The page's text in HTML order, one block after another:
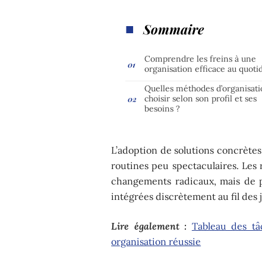
Sommaire
Comprendre les freins à une
organisation efficace au
Quelles méthodes
choisir selon son profil et ses
besoins ?
L’adoption de solutions
routines peu spectaculaires. Les
changements radicaux, mais
intégrées discrètement au fil des
Lire également : Tableau des
organisation réussie